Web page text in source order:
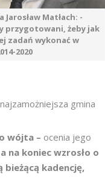
Jarosław Matłach: -
przygotowani, żeby jak
zadań wykonać w
2020
gmina
wójta – ocenia jego
na koniec wzrosło o
bieżącą kadencję,